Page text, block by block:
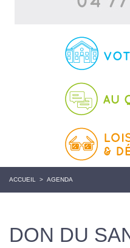
ACCUEIL > AGENDA
DON DU